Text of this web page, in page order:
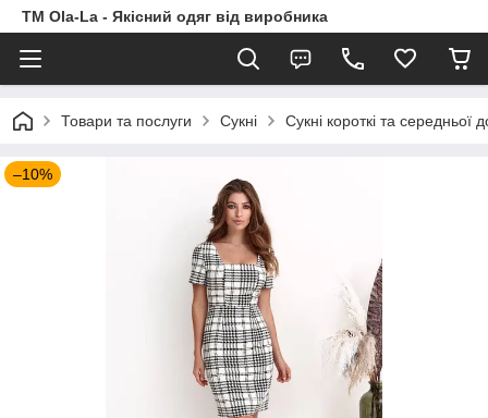
TM Ola-La - Якісний одяг від виробника
Товари та послуги Сукні Сукні короткі та середньої
–10%